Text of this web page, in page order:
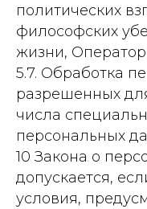
политических
философских
жизни,
5.7. Обработка
разрешенных
числа
персональных
10 Закона о
допускается,
условия,